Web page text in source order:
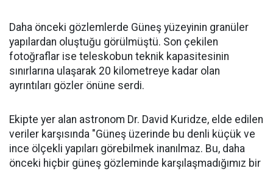
Daha önceki gözlemlerde Güneş yüzeyinin granüler
yapılardan oluştuğu görülmüştü. Son çekilen
fotoğraflar ise teleskobun teknik kapasitesinin
sınırlarına ulaşarak 20 kilometreye kadar olan
ayrıntıları gözler önüne serdi.
Ekipte yer alan astronom Dr. David Kuridze, elde edilen
veriler karşısında "Güneş üzerinde bu denli küçük ve
ince ölçekli yapıları görebilmek inanılmaz. Bu, daha
önceki hiçbir güneş gözleminde karşılaşmadığımız bir